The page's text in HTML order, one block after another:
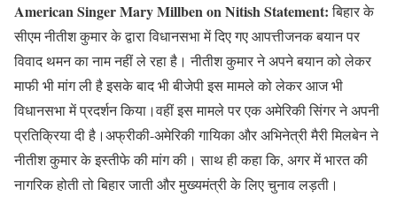
American Singer Mary Millben on Nitish Statement:बिहार के
सीएम नीतीश कुमार के द्वारा विधानसभा में दिए गए आपत्तीजनक बयान पर
विवाद थमन का नाम नहीं ले रहा है। नीतीश कुमार ने अपने बयान को लेकर
माफी भी मांग ली है इसके बाद भी बीजेपी इस मामले को लेकर आज भी
विधानसभा में प्रदर्शन किया।वहीं इस मामले पर एक अमेरिकी सिंगर ने अपनी
प्रतिक्रिया दी है।अफ्रीकी-अमेरिकी गायिका और अभिनेत्री मैरी मिलबेन ने
नीतीश कुमार के इस्तीफे की मांग की। साथ ही कहा कि, अगर में भारत की
नागरिक होती तो बिहार जाती और मुख्यमंत्री के लिए चुनाव लड़ती।